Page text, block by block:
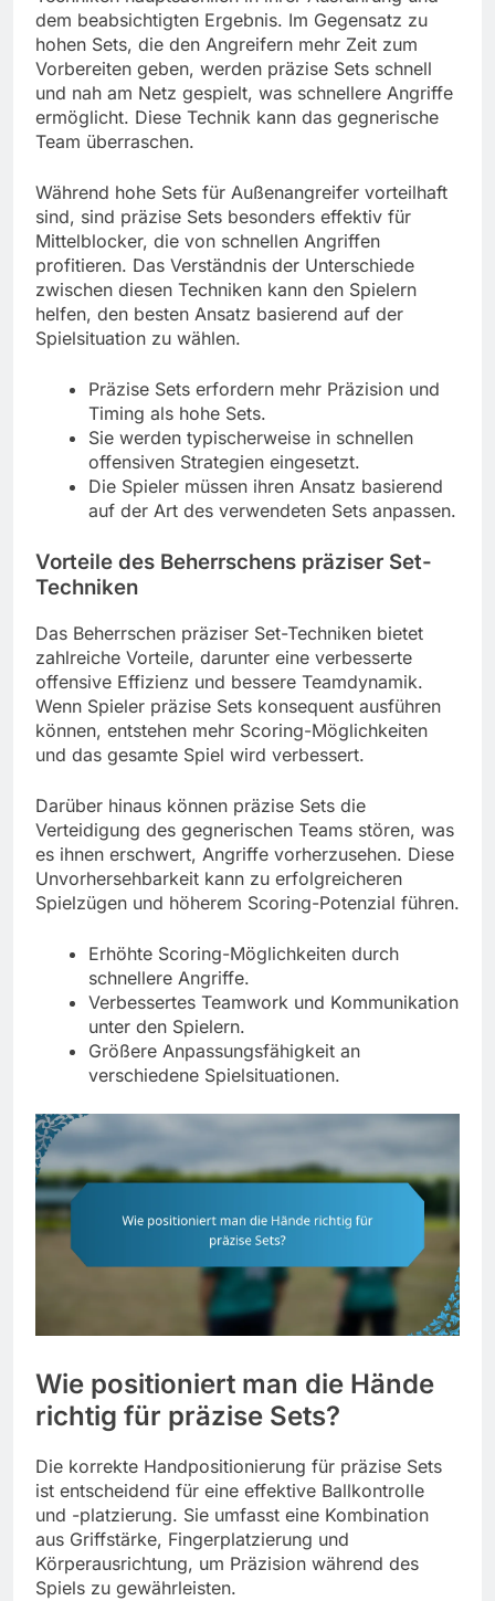
dem beabsichtigten Ergebnis. Im Gegensatz zu
hohen Sets, die den Angreifern mehr Zeit zum
Vorbereiten geben, werden präzise Sets schnell
und nah am Netz gespielt, was schnellere Angriffe
ermöglicht. Diese Technik kann das gegnerische
Team überraschen.
Während hohe Sets für Außenangreifer vorteilhaft
sind, sind präzise Sets besonders effektiv für
Mittelblocker, die von schnellen Angriffen
profitieren. Das Verständnis der Unterschiede
zwischen diesen Techniken kann den Spielern
helfen, den besten Ansatz basierend auf der
Spielsituation zu wählen.
Präzise Sets erfordern mehr Präzision und
Timing als hohe Sets.
Sie werden typischerweise in schnellen
offensiven Strategien eingesetzt.
Die Spieler müssen ihren Ansatz basierend
auf der Art des verwendeten Sets anpassen.
Vorteile des Beherrschens präziser Set-
Techniken
Das Beherrschen präziser Set-Techniken bietet
zahlreiche Vorteile, darunter eine verbesserte
offensive Effizienz und bessere Teamdynamik.
Wenn Spieler präzise Sets konsequent ausführen
können, entstehen mehr Scoring-Möglichkeiten
und das gesamte Spiel wird verbessert.
Darüber hinaus können präzise Sets die
Verteidigung des gegnerischen Teams stören, was
es ihnen erschwert, Angriffe vorherzusehen. Diese
Unvorhersehbarkeit kann zu erfolgreicheren
Spielzügen und höherem Scoring-Potenzial führen.
Erhöhte Scoring-Möglichkeiten durch
schnellere Angriffe.
Verbessertes Teamwork und Kommunikation
unter den Spielern.
Größere Anpassungsfähigkeit an
verschiedene Spielsituationen.
Wie positioniert man die Hände
richtig für präzise Sets?
Die korrekte Handpositionierung für präzise Sets
ist entscheidend für eine effektive Ballkontrolle
und -platzierung. Sie umfasst eine Kombination
aus Griffstärke, Fingerplatzierung und
Körperausrichtung, um Präzision während des
Spiels zu gewährleisten.